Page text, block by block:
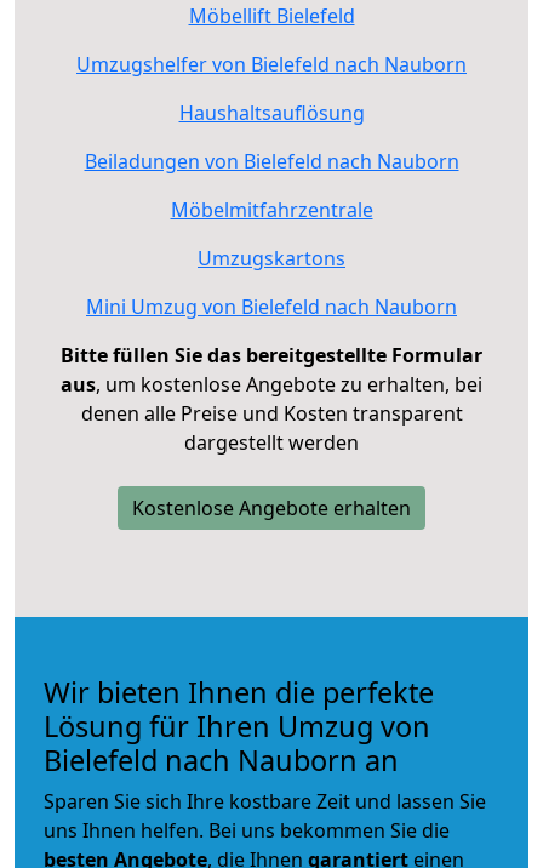
Möbellift Bielefeld
Umzugshelfer von Bielefeld nach Nauborn
Haushaltsauflösung
Beiladungen von Bielefeld nach Nauborn
Möbelmitfahrzentrale
Umzugskartons
Mini Umzug von Bielefeld nach Nauborn
Bitte füllen Sie das bereitgestellte Formular
aus, um kostenlose Angebote zu erhalten, bei
denen alle Preise und Kosten transparent
dargestellt werden
Kostenlose Angebote erhalten
Wir bieten Ihnen die perfekte
Lösung für Ihren Umzug von
Bielefeld nach Nauborn an
Sparen Sie sich Ihre kostbare Zeit und lassen Sie
uns Ihnen helfen. Bei uns bekommen Sie die
besten Angebote, die Ihnen garantiert einen